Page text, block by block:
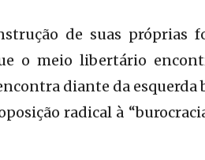
de suas próprias
o meio libertário
diante da esquerda
radical à